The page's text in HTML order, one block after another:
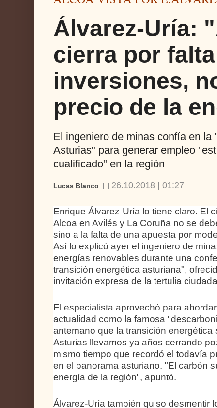
Álvarez-Uría:
cierra por
inversiones,
precio de la
El ingeniero de minas confía en la
Asturias" para generar empleo
cualificado" en la región
Lucas Blanco 26.10.2018 | 01:27
Enrique Álvarez-Uría lo tiene claro. El
Alcoa en Avilés y La Coruña no se
sino a la falta de una apuesta por
Así lo explicó ayer el ingeniero de
energías renovables durante una
transición energética asturiana",
invitación expresa de la tertulia
El especialista aprovechó para
actualidad como la famosa
antemano que la transición energética
Asturias llevamos ya años cerrando
mismo tiempo que recordó el todavía
en el panorama asturiano. "El carbón
energía de la región", apuntó.
Álvarez-Uría también quiso desmentir